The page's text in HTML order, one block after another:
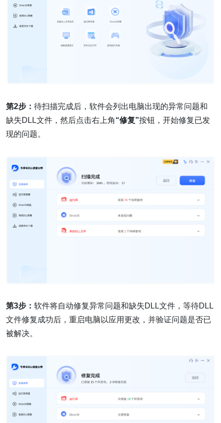
第2步： 待扫描完成后，软件会列出电脑出现的异常问题和
缺失DLL文件，然后点击右上角“修复”按钮，开始修复已发
现的问题。
第3步： 软件将自动修复异常问题和缺失DLL文件，等待DLL
文件修复成功后，重启电脑以应用更改，并验证问题是否已
被解决。